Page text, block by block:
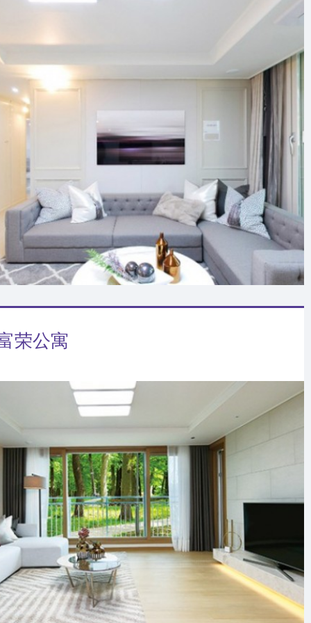
荣公寓